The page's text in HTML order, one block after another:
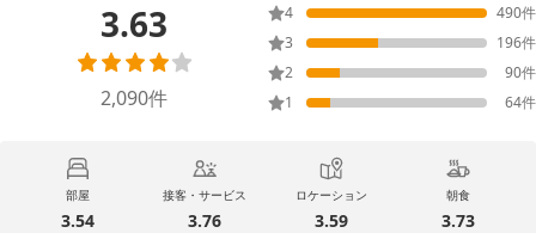
3.63
2,090件
4
490件
3
196件
2
90件
1
64件
部屋
3.54
接客・サービス
3.76
ロケーション
3.59
朝食
3.73